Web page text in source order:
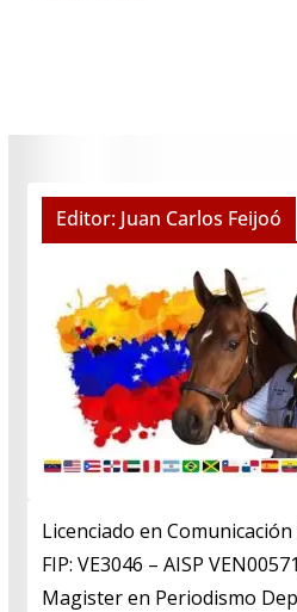
Editor: Juan Carlos Feijoó
Licenciado en Comunicación
FIP: VE3046 – AISP
​Magister en Periodismo